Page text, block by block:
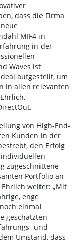
dass die Firma
MIF4 in
in der
Waves ist
aufgestellt, um
in allen relevanten
von High-End-
Kunden in der
den Erfolg
zugeschnittene
Portfolio an
weiter: „Mit
enge
einmal
geschätzten
und
Umstand, dass